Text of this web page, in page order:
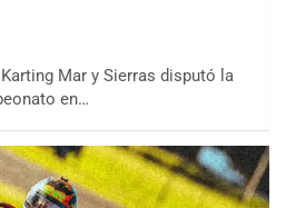
Mar y Sierras disputó la
en…